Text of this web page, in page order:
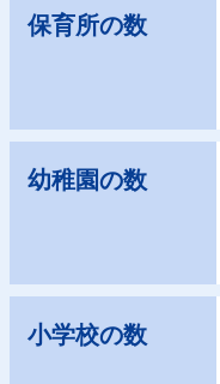
保育所の数
幼稚園の数
小学校の数